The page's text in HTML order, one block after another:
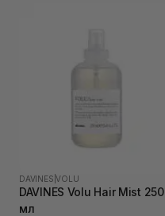
DAVINES |VOLU
DAVINES Volu Hair Mist 250
мл